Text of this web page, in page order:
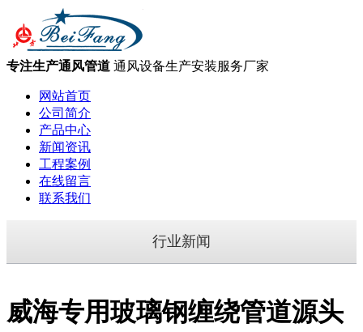
专注生产通风管道 通风设备生产安装服务厂家
网站首页
公司简介
产品中心
新闻资讯
工程案例
在线留言
联系我们
行业新闻
威海专用玻璃钢缠绕管道源头